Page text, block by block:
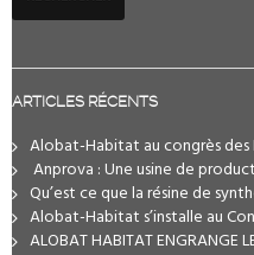
ARTICLES RÉCENTS
Alobat-Habitat au congrès des
Anprova : Une usine de
Qu’est ce que la résine de
Alobat-Habitat s’installe au
ALOBAT HABITAT ENGRANGE